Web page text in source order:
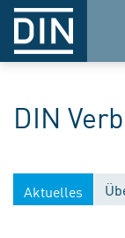
DIN
Aktuelles